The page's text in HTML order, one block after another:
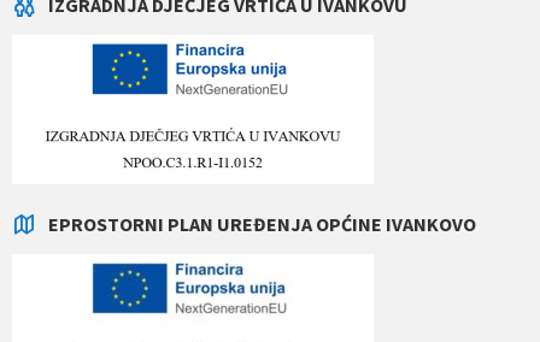
EPROSTORNI PLAN UREĐENJA OPĆINE IVANKOVO